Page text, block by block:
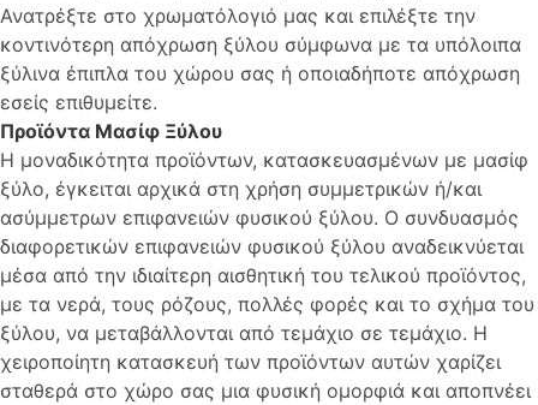
Ανατρέξτε στο χρωματόλογιό μας και επιλέξτε την
κοντινότερη απόχρωση ξύλου σύμφωνα με τα υπόλοιπα
ξύλινα έπιπλα του χώρου σας ή οποιαδήποτε απόχρωση
εσείς επιθυμείτε.
Προϊόντα Μασίφ Ξύλου
Η μοναδικότητα προϊόντων, κατασκευασμένων με μασίφ
ξύλο, έγκειται αρχικά στη χρήση συμμετρικών ή/και
ασύμμετρων επιφανειών φυσικού ξύλου. Ο συνδυασμός
διαφορετικών επιφανειών φυσικού ξύλου αναδεικνύεται
μέσα από την ιδιαίτερη αισθητική του τελικού προϊόντος,
με τα νερά, τους ρόζους, πολλές φορές και το σχήμα του
ξύλου, να μεταβάλλονται από τεμάχιο σε τεμάχιο. Η
χειροποίητη κατασκευή των προϊόντων αυτών χαρίζει
σταθερά στο χώρο σας μια φυσική ομορφιά και αποπνέει